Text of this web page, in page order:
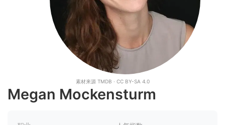
素材来源 TMDB · CC BY-SA 4.0
Megan Mockensturm